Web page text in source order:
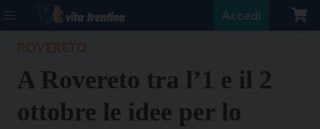
Accedi
A Rovereto tra l’1 e il 2
ottobre le idee per lo